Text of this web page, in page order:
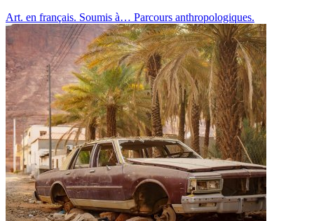
Art. en français. Soumis à… Parcours anthropologiques.